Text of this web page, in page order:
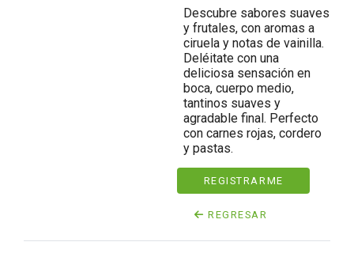
Descubre sabores suaves
y frutales, con aromas a
ciruela y notas de vainilla.
Deléitate con una
deliciosa sensación en
boca, cuerpo medio,
tantinos suaves y
agradable final. Perfecto
con carnes rojas, cordero
y pastas.
REGISTRARME
REGRESAR